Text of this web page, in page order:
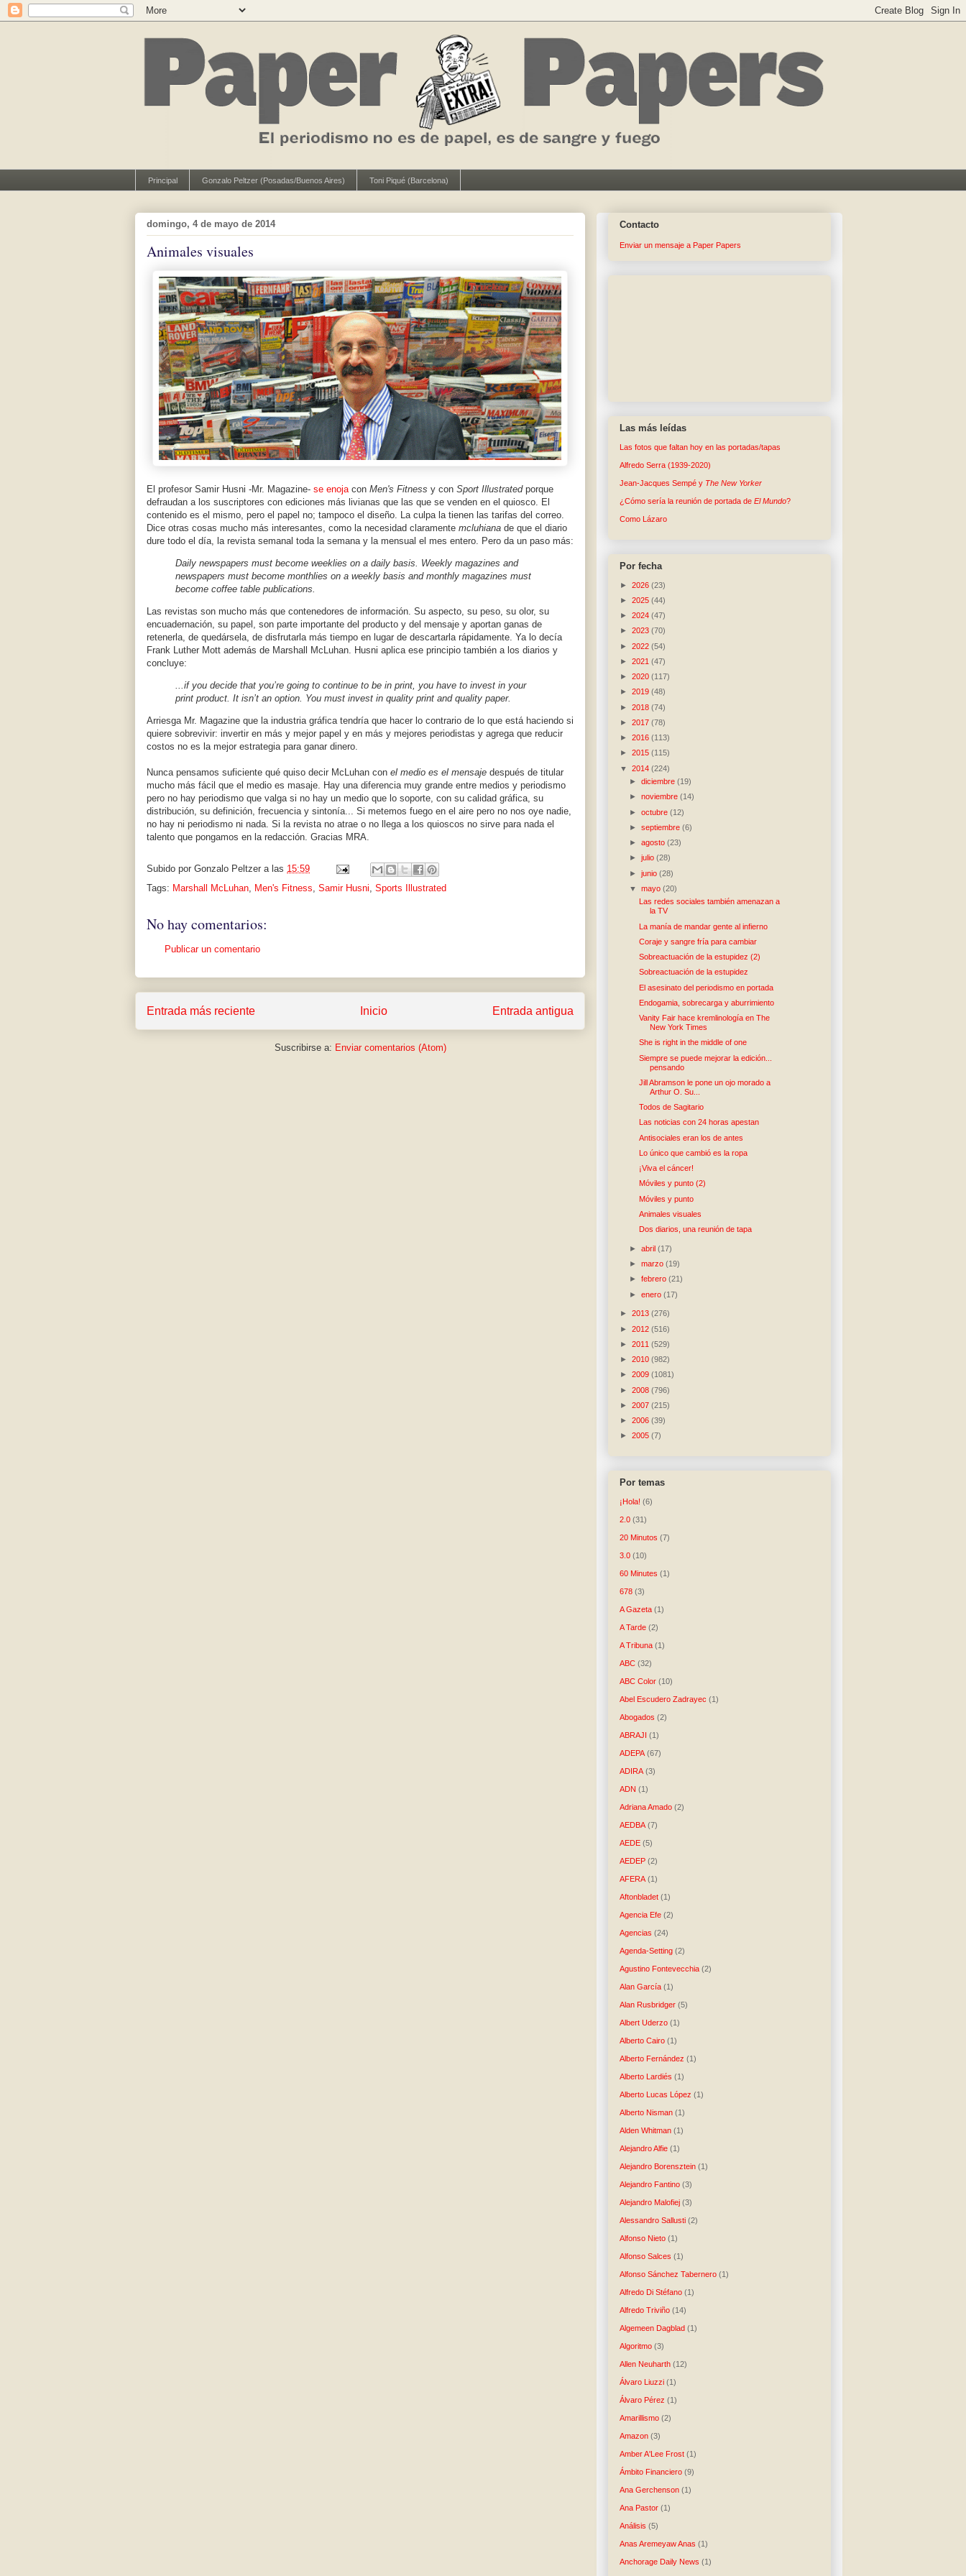
Principal Gonzalo Peltzer (Posadas/Buenos Aires) Toni Piqué (Barcelona)
domingo, 4 de mayo de 2014
Animales visuales
El profesor Samir Husni -Mr. Magazine- se enoja con Men's Fitness y con Sport Illustratedporque
defraudan a los suscriptores con ediciones más livianas que las que se venden en el quiosco. El
contenido es el mismo, pero el papel no; tampoco el diseño. La culpa la tienen las tarifas del correo.
Dice otras cosas mucho más interesantes, como la necesidad claramente mcluhiana de que el diario
dure todo el día, la revista semanal toda la semana y la mensual el mes entero. Pero da un paso más:
Daily newspapers must become weeklies on a daily basis. Weekly magazines and
newspapers must become monthlies on a weekly basis and monthly magazines must
become coffee table publications.
Las revistas son mucho más que contenedores de información. Su aspecto, su peso, su olor, su
encuadernación, su papel, son parte importante del producto y del mensaje y aportan ganas de
retenerla, de quedársela, de disfrutarla más tiempo en lugar de descartarla rápidamente. Ya lo decía
Frank Luther Mott además de Marshall McLuhan. Husni aplica ese principio también a los diarios y
concluye:
...if you decide that you’re going to continue to be in print, you have to invest in your
print product. It isn’t an option. You must invest in quality print and quality paper.
Arriesga Mr. Magazine que la industria gráfica tendría que hacer lo contrario de lo que está haciendo si
quiere sobrevivir: invertir en más y mejor papel y en más y mejores periodistas y agrega que reducir
costos no es la mejor estrategia para ganar dinero.
Nunca pensamos suficiente qué quiso decir McLuhan con el medio es el mensaje después de titular
mucho más fácil que el medio es masaje. Hay una diferencia muy grande entre medios y periodismo
pero no hay periodismo que valga si no hay un medio que lo soporte, con su calidad gráfica, su
distribución, su definición, frecuencia y sintonía... Si metemos fuego en el aire pero no nos oye nadie,
no hay ni periodismo ni nada. Si la revista no atrae o no llega a los quioscos no sirve para nada el
talento que pongamos en la redacción. Gracias MRA.
Subido por Gonzalo Peltzer a las 15:59
Tags: Marshall McLuhan Men's Fitness Samir Husni Sports Illustrated
No hay comentarios:
Publicar un comentario
Entrada más reciente Entrada antigua
Inicio
Suscribirse a: Enviar comentarios (Atom)
Contacto
Enviar un mensaje a Paper Papers
Las más leídas
Las fotos que faltan hoy en las portadas/tapas
Alfredo Serra (1939-2020)
Jean-Jacques Sempé y The New Yorker
¿Cómo sería la reunión de portada de El Mundo?
Como Lázaro
Por fecha
► 2026 (23)
► 2025 (44)
► 2024 (47)
► 2023 (70)
► 2022 (54)
► 2021 (47)
► 2020 (117)
► 2019 (48)
► 2018 (74)
► 2017 (78)
► 2016 (113)
► 2015 (115)
▼ 2014 (224)
►diciembre(19)
►noviembre(14)
►octubre(12)
►septiembre(6)
►agosto(23)
►julio(28)
►junio(28)
▼mayo(20)
Las redes sociales también amenazan a
la TV
La manía de mandar gente al infierno
Coraje y sangre fría para cambiar
Sobreactuación de la estupidez (2)
Sobreactuación de la estupidez
El asesinato del periodismo en portada
Endogamia, sobrecarga y aburrimiento
Vanity Fair hace kremlinología en The
New York Times
She is right in the middle of one
Siempre se puede mejorar la edición...
pensando
Jill Abramson le pone un ojo morado a
Arthur O. Su...
Todos de Sagitario
Las noticias con 24 horas apestan
Antisociales eran los de antes
Lo único que cambió es la ropa
¡Viva el cáncer!
Móviles y punto (2)
Móviles y punto
Animales visuales
Dos diarios, una reunión de tapa
►abril(17)
►marzo(19)
►febrero(21)
►enero(17)
► 2013 (276)
► 2012 (516)
► 2011 (529)
► 2010 (982)
► 2009 (1081)
► 2008 (796)
► 2007 (215)
► 2006 (39)
► 2005 (7)
Por temas
¡Hola! (6)
2.0 (31)
20 Minutos (7)
3.0 (10)
60 Minutes (1)
678 (3)
A Gazeta (1)
A Tarde (2)
A Tribuna (1)
ABC (32)
ABC Color (10)
Abel Escudero Zadrayec (1)
Abogados (2)
ABRAJI (1)
ADEPA (67)
ADIRA (3)
ADN (1)
Adriana Amado (2)
AEDBA (7)
AEDE (5)
AEDEP (2)
AFERA (1)
Aftonbladet (1)
Agencia Efe (2)
Agencias (24)
Agenda-Setting (2)
Agustino Fontevecchia (2)
Alan García (1)
Alan Rusbridger (5)
Albert Uderzo (1)
Alberto Cairo (1)
Alberto Fernández (1)
Alberto Lardiés (1)
Alberto Lucas López (1)
Alberto Nisman (1)
Alden Whitman (1)
Alejandro Alfie (1)
Alejandro Borensztein (1)
Alejandro Fantino (3)
Alejandro Malofiej (3)
Alessandro Sallusti (2)
Alfonso Nieto (1)
Alfonso Salces (1)
Alfonso Sánchez Tabernero (1)
Alfredo Di Stéfano (1)
Alfredo Triviño (14)
Algemeen Dagblad (1)
Algoritmo (3)
Allen Neuharth (12)
Álvaro Liuzzi (1)
Álvaro Pérez (1)
Amarillismo (2)
Amazon (3)
Amber A'Lee Frost (1)
Ámbito Financiero (9)
Ana Gerchenson (1)
Ana Pastor (1)
Análisis (5)
Anas Aremeyaw Anas (1)
Anchorage Daily News (1)